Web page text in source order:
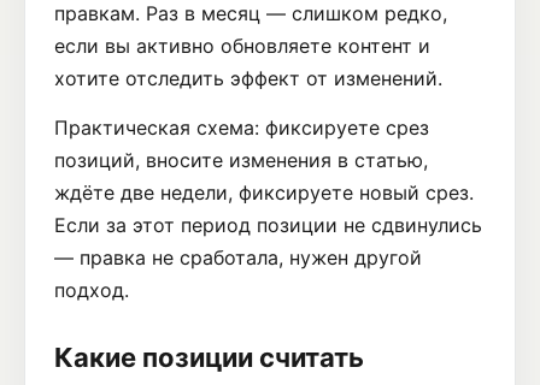
правкам. Раз в месяц — слишком редко,
если вы активно обновляете контент и
хотите отследить эффект от изменений.
Практическая схема: фиксируете срез
позиций, вносите изменения в статью,
ждёте две недели, фиксируете новый срез.
Если за этот период позиции не сдвинулись
— правка не сработала, нужен другой
подход.
Какие позиции считать